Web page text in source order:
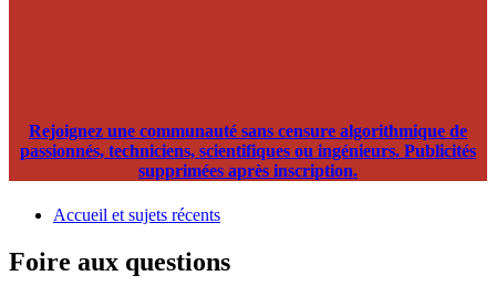
Rejoignez une communauté sans censure algorithmique de
passionnés, techniciens, scientifiques ou ingénieurs. Publicités
supprimées après inscription.
Accueil et sujets récents
Foire aux questions